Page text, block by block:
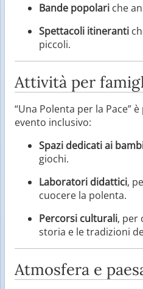
Bande popolari che
Spettacoli itineranti
piccoli.
Attività per
“Una Polenta per la Pace”
evento inclusivo:
Spazi dedicati ai
giochi.
Laboratori didattici,
cuocere la polenta.
Percorsi culturali, per
storia e le tradizioni
Atmosfera e